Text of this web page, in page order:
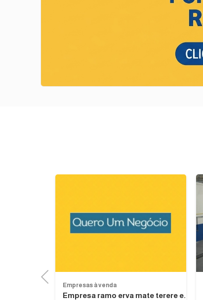
Previous
Empresas à venda
Empresa ramo erva mate terere e...
Previous